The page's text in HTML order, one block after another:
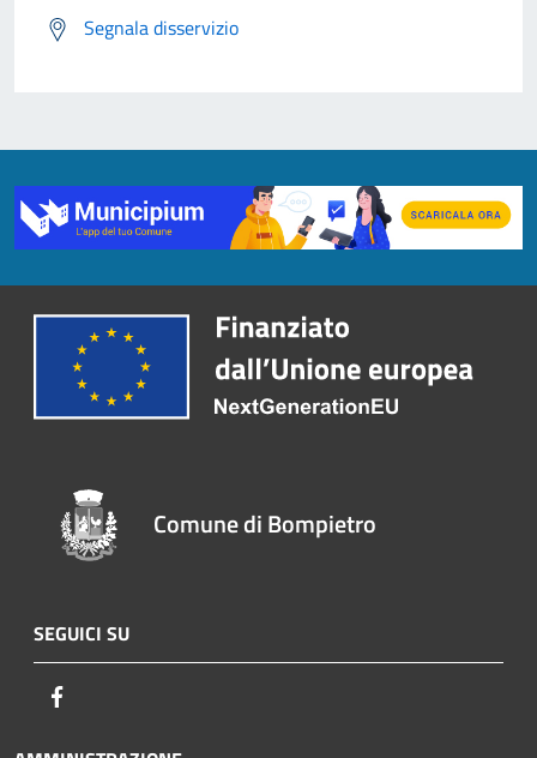
Segnala disservizio
Comune di Bompietro
SEGUICI SU